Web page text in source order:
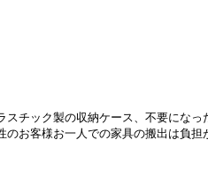
チック製の収納ケース、不要にな
お客様お一人での家具の搬出は負